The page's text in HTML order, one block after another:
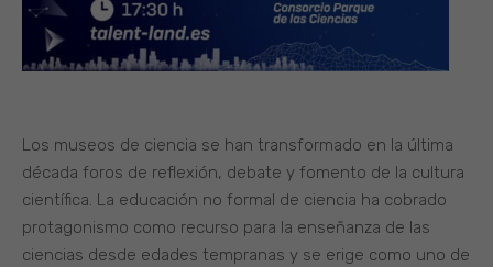
Los museos de ciencia se han transformado en la última
década foros de reflexión, debate y fomento de la cultura
científica. La educación no formal de ciencia ha cobrado
protagonismo como recurso para la enseñanza de las
ciencias desde edades tempranas y se erige como uno de